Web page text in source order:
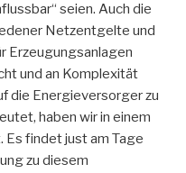
seien. Auch die
Netzentgelte und
Erzeugungsanlagen
und an Komplexität
die Energieversorger zu
haben wir in einem
Es findet just am Tage
zu diesem